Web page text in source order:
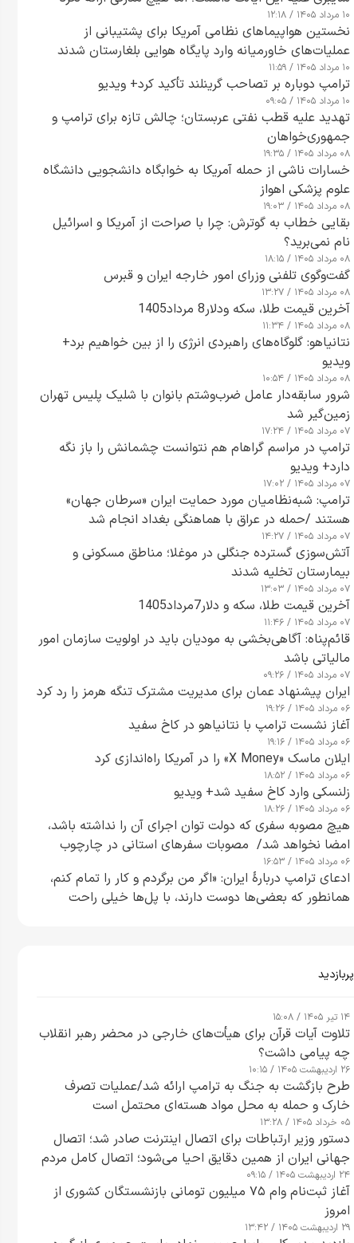
۱۰ مرداد ۱۴۰۵ / ۱۲:۱۸
نخستین هواپیماهای نظامی آمریکا برای پشتیبانی از
عملیات‌های خاورمیانه وارد پایگاه هوایی بلغارستان شدند
۱۰ مرداد ۱۴۰۵ / ۱۱:۵۹
ترامپ دوباره بر تصاحب گرینلند تأکید کرد+ ویدیو
۱۰ مرداد ۱۴۰۵ / ۰۹:۰۵
تهدید علیه قطب نفتی عربستان؛ چالش تازه برای ترامپ و
جمهوری‌خواهان
۰۸ مرداد ۱۴۰۵ / ۱۹:۳۵
خسارات ناشی از حمله آمریکا به خوابگاه دانشجویی دانشگاه
علوم پزشکی اهواز
۰۸ مرداد ۱۴۰۵ / ۱۹:۰۳
بقایی خطاب به گوترش: چرا با صراحت از آمریکا و اسرائیل
نام نمی‌برید؟
۰۸ مرداد ۱۴۰۵ / ۱۸:۱۵
گفت‌وگوی تلفنی وزرای امور خارجه ایران و قبرس
۰۸ مرداد ۱۴۰۵ / ۱۳:۲۷
آخرین قیمت طلا، سکه ودلار8 مرداد1405
۰۸ مرداد ۱۴۰۵ / ۱۱:۳۴
نتانیاهو: گلوگاه‌های راهبردی انرژی را از بین خواهیم برد+
ویدیو
۰۸ مرداد ۱۴۰۵ / ۱۰:۵۴
شرور سابقه‌دار عامل ضرب‌وشتم بانوان با شلیک پلیس تهران
زمین‌گیر شد
۰۷ مرداد ۱۴۰۵ / ۱۷:۲۴
ترامپ در مراسم گراهام هم نتوانست چشمانش را باز نگه
دارد+ ویدیو
۰۷ مرداد ۱۴۰۵ / ۱۷:۰۲
ترامپ: شبه‌نظامیان مورد حمایت ایران «سرطان جهان»
هستند /حمله در عراق با هماهنگی بغداد انجام شد
۰۷ مرداد ۱۴۰۵ / ۱۴:۲۷
آتش‌سوزی گسترده جنگلی در موغلا؛ مناطق مسکونی و
بیمارستان تخلیه شدند
۰۷ مرداد ۱۴۰۵ / ۱۳:۰۳
آخرین قیمت طلا، سکه و دلار7مرداد1405
۰۷ مرداد ۱۴۰۵ / ۱۱:۴۶
قائم‌پناه: آگاهی‌بخشی به مودیان باید در اولویت سازمان امور
مالیاتی باشد
۰۷ مرداد ۱۴۰۵ / ۰۹:۲۶
ایران پیشنهاد عمان برای مدیریت مشترک تنگه هرمز را رد کرد
۰۶ مرداد ۱۴۰۵ / ۱۹:۲۶
آغاز نشست ترامپ با نتانیاهو در کاخ سفید
۰۶ مرداد ۱۴۰۵ / ۱۹:۱۶
ایلان ماسک «X Money» را در آمریکا راه‌اندازی کرد
۰۶ مرداد ۱۴۰۵ / ۱۸:۵۲
زلنسکی وارد کاخ سفید شد+ ویدیو
۰۶ مرداد ۱۴۰۵ / ۱۸:۲۶
هیچ مصوبه سفری که دولت توان اجرای آن را نداشته باشد،
امضا نخواهد شد/ مصوبات سفرهای استانی در چارچوب
قانون بودجه است+ عکس
۰۶ مرداد ۱۴۰۵ / ۱۶:۵۳
ادعای ترامپ دربارهٔ ایران: «اگر من برگردم و کار را تمام کنم،
همانطور که بعضی‌ها دوست دارند، با پل‌ها خیلی راحت
پربازدید
۱۴ تیر ۱۴۰۵ / ۱۵:۰۸
تلاوت آیات قرآن برای هیأت‌های خارجی در محضر رهبر انقلاب
چه پیامی داشت؟
۲۶ اردیبهشت ۱۴۰۵ / ۱۰:۱۵
طرح‌ بازگشت به جنگ به ترامپ ارائه شد/عملیات تصرف
خارک و حمله به محل مواد هسته‌ای محتمل است
۰۵ خرداد ۱۴۰۵ / ۱۳:۲۸
دستور وزیر ارتباطات برای اتصال اینترنت صادر شد؛ اتصال
جهانی ایران از همین دقایق احیا می‌شود؛ اتصال کامل مردم
تا ۲۴ ساعت آینده
۲۴ اردیبهشت ۱۴۰۵ / ۰۹:۱۵
آغاز ثبت‌نام وام ۷۵ میلیون تومانی بازنشستگان کشوری از
امروز
۲۹ اردیبهشت ۱۴۰۵ / ۱۳:۴۲